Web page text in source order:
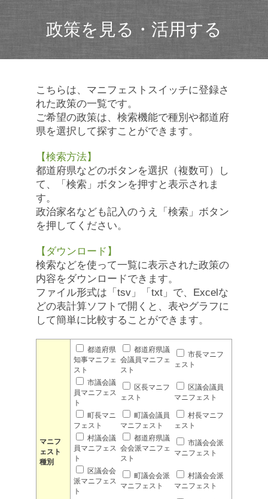
政策を見る・活用する
こちらは、マニフェストスイッチに登録さ
れた政策の一覧です。
ご希望の政策は、検索機能で種別や都道府
県を選択して探すことができます。
【検索方法】
都道府県などのボタンを選択（複数可）し
て、「検索」ボタンを押すと表示されま
す。
政治家名なども記入のうえ「検索」ボタン
を押してください。
【ダウンロード】
検索などを使って一覧に表示された政策の
内容をダウンロードできます。
ファイル形式は「tsv」「txt」で、Excelな
どの表計算ソフトで開くと、表やグラフに
して簡単に比較することができます。
マニフ
ェスト
種別
都道府県
知事マニフェ
スト
都道府県議
会議員マニフェ
スト
市長マニフ
ェスト
市議会議
員マニフェス
ト
区長マニフ
ェスト
区議会議員
マニフェスト
町長マニ
フェスト
町議会議員
マニフェスト
村長マニフ
ェスト
村議会議
員マニフェス
ト
都道府県議
会会派マニフェ
スト
市議会会派
マニフェスト
区議会会
派マニフェス
ト
町議会会派
マニフェスト
村議会会派
マニフェスト